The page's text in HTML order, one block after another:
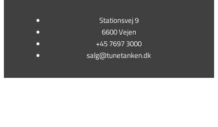
Stationsvej 9
6600 Vejen
+45 7697 3000
salg@tunetanken.dk